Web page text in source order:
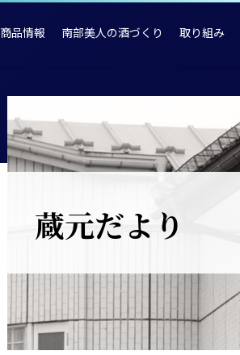
商品情報 南部美人の酒づくり 取り組み
蔵元だより